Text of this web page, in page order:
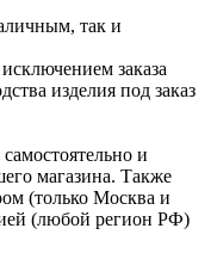
так и
заказа
изделия под заказ
и
магазина. Также
(только Москва и
(любой регион РФ)